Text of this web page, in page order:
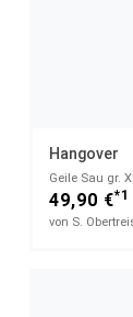
Hangover
Geile Sau gr.
49,90 €*1
von S.